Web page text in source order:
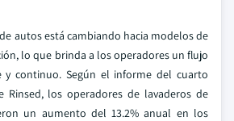
autos está cambiando hacia modelos de
lo que brinda a los operadores un flujo
y continuo. Según el informe del cuarto
Rinsed, los operadores de lavaderos de
un aumento del 13.2% anual en los